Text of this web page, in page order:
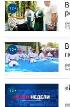
12+
12+
12+